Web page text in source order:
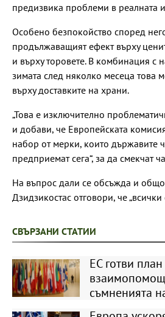
предизвика проблеми в реалната
Особено безпокойство според
продължаващият ефект върху
и върху торовете. В комбинация с
зимата след няколко месеца това
върху доставките на храни.
„Това е изключително
и добави, че Европейската
набор от мерки, които държавите
предприемат сега“, за да смекчат
На въпрос дали се обсъжда и общо
Дзидзикостас отговори, че
СВЪРЗАНИ СТАТИИ
ЕС готви
съмненията